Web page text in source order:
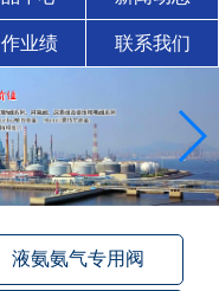
业绩 联系我们
液氨氨气专用阀